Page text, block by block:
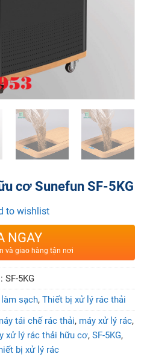
cơ Sunefun SF-5KG
to wishlist
NGAY
và giao hàng tận nơi
SF-5KG
sạch, Thiết bị xử lý rác thải
tái chế rác thải, máy xử lý rác,
xử lý rác thải hữu cơ, SF-5KG,
bị xử lý rác